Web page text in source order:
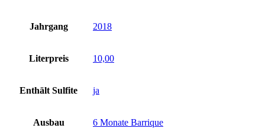
Jahrgang 2018
Literpreis 10,00
Enthält Sulfite ja
Ausbau 6 Monate Barrique